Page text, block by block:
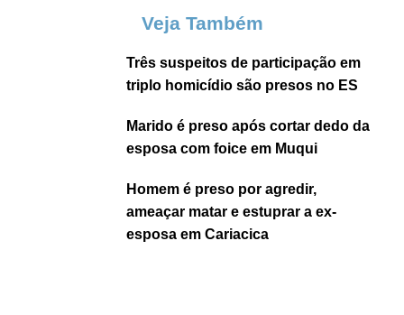
Veja Também
Três suspeitos de participação em
triplo homicídio são presos no ES
Marido é preso após cortar dedo da
esposa com foice em Muqui
Homem é preso por agredir,
ameaçar matar e estuprar a ex-
esposa em Cariacica